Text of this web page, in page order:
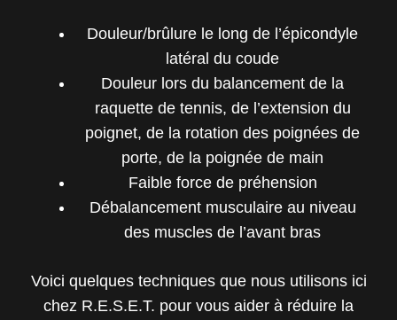
Douleur/brûlure le long de l’épicondyle
latéral du coude
Douleur lors du balancement de la
raquette de tennis, de l’extension du
poignet, de la rotation des poignées de
porte, de la poignée de main
Faible force de préhension
Débalancement musculaire au niveau
des muscles de l’avant bras
Voici quelques techniques que nous utilisons ici
chez R.E.S.E.T. pour vous aider à réduire la